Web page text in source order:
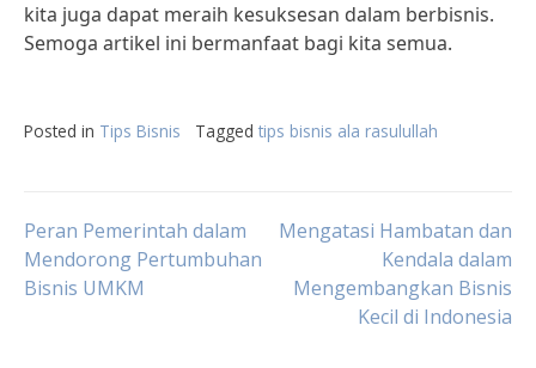
kita juga dapat meraih kesuksesan dalam berbisnis.
Semoga artikel ini bermanfaat bagi kita semua.
Posted in Tips Bisnis Tagged tips bisnis ala rasulullah
Post
navigation
Peran Pemerintah dalam
Mendorong Pertumbuhan
Bisnis UMKM
Mengatasi Hambatan dan
Kendala dalam
Mengembangkan Bisnis
Kecil di Indonesia